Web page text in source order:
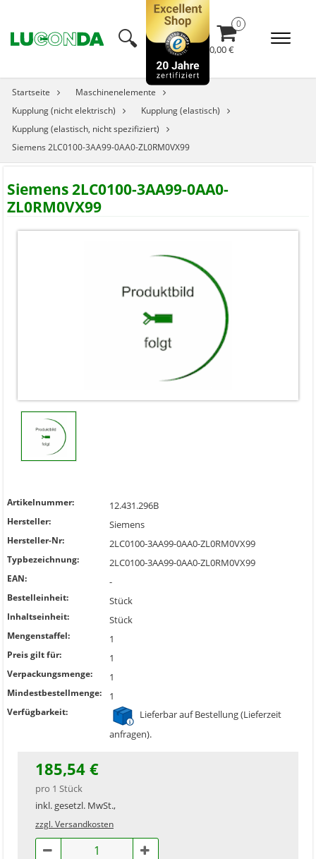
🔍︎ 0,00 €
Startseite
Maschinenelemente
Kupplung (nicht elektrisch)
Kupplung (elastisch)
Kupplung (elastisch, nicht spezifiziert)
Siemens 2LC0100-3AA99-0AA0-ZL0RM0VX99
Siemens 2LC0100-3AA99-0AA0-
ZL0RM0VX99
Artikelnummer: 12.431.296B
Hersteller: Siemens
Hersteller-Nr: 2LC0100-3AA99-0AA0-ZL0RM0VX99
Typbezeichnung: 2LC0100-3AA99-0AA0-ZL0RM0VX99
EAN: -
Bestelleinheit: Stück
Inhaltseinheit: Stück
Mengenstaffel: 1
Preis gilt für: 1
Verpackungsmenge: 1
Mindestbestellmenge: 1
Verfügbarkeit:
Lieferbar auf Bestellung (Lieferzeit
anfragen).
185,54 €
pro 1 Stück
inkl. gesetzl. MwSt.,
zzgl. Versandkosten